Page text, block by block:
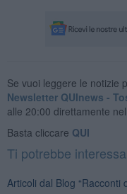
Se vuoi leggere le notizie
Newsletter QUInews -
alle 20:00 direttamente
Basta cliccare QUI
Ti potrebbe
Articoli dal Blog “Racconti